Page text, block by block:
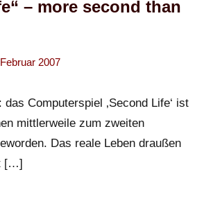
– more second than
2007
Computerspiel ‚Second Life‘ ist
mittlerweile zum zweiten
Das reale Leben draußen
[…]